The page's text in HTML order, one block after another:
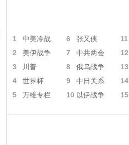
1 中美冷战 6 张又侠 11
2 美伊战争 7 中共两会 12
3 川普 8 俄乌战争 13
4 世界杯 9 中日关系 14
5 万维专栏 10 以伊战争 15